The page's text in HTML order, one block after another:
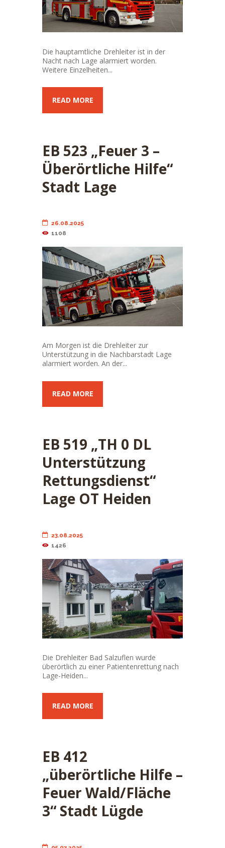
Die hauptamtliche Drehleiter ist in der
Nacht nach Lage alarmiert worden.
Weitere Einzelheiten...
READ MORE
EB 523 „Feuer 3 –
Überörtliche Hilfe“
Stadt Lage
26.08.2025
1108
Am Morgen ist die Drehleiter zur
Unterstützung in die Nachbarstadt Lage
alarmiert worden. An der...
READ MORE
EB 519 „TH 0 DL
Unterstützung
Rettungsdienst“
Lage OT Heiden
23.08.2025
1426
Die Drehleiter Bad Salzuflen wurde
überörtlich zu einer Patientenrettung nach
Lage-Heiden...
READ MORE
EB 412
„überörtliche Hilfe –
Feuer Wald/Fläche
3“ Stadt Lügde